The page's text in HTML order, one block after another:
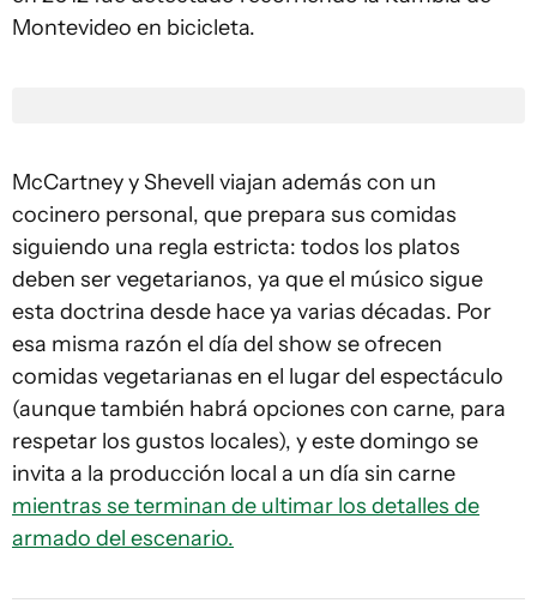
Montevideo en bicicleta.
McCartney y Shevell viajan además con un
cocinero personal, que prepara sus comidas
siguiendo una regla estricta: todos los platos
deben ser vegetarianos, ya que el músico sigue
esta doctrina desde hace ya varias décadas. Por
esa misma razón el día del show se ofrecen
comidas vegetarianas en el lugar del espectáculo
(aunque también habrá opciones con carne, para
respetar los gustos locales), y este domingo se
invita a la producción local a un día sin carne
mientras se terminan de ultimar los detalles de
armado del escenario.